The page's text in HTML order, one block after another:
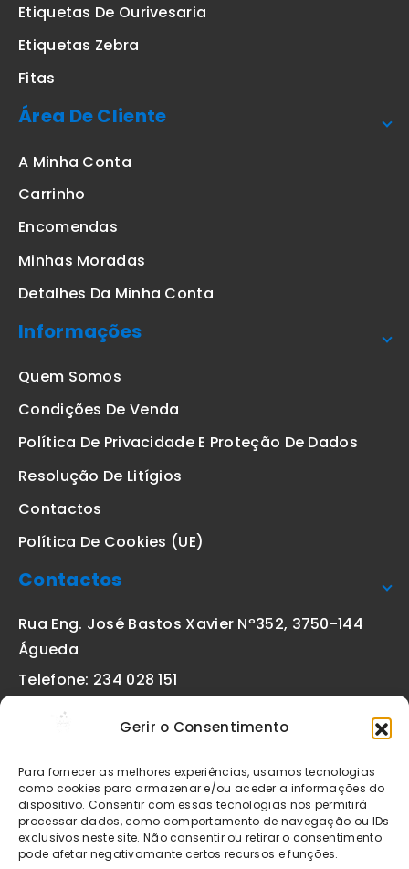
Gerir o Consentimento
Para fornecer as melhores experiências, usamos tecnologias
como cookies para armazenar e/ou aceder a informações do
dispositivo. Consentir com essas tecnologias nos permitirá
processar dados, como comportamento de navegação ou IDs
exclusivos neste site. Não consentir ou retirar o consentimento
pode afetar negativamante certos recursos e funções.
Etiquetas De Ourivesaria
Etiquetas Zebra
Fitas
Área De Cliente
A Minha Conta
Carrinho
Encomendas
Minhas Moradas
Detalhes Da Minha Conta
Informações
Quem Somos
Condições De Venda
Política De Privacidade E Proteção De Dados
Resolução De Litígios
Contactos
Política De Cookies (UE)
Contactos
Rua Eng. José Bastos Xavier Nº352, 3750-144
Águeda
Telefone: 234 028 151
geral@etiquetas-online.pt
Os preços indicados incluem IVA à taxa legal em vigor. Todos
os artigos apresentados no site encontram-se sujeitos à
disponibilidade de stock após confirmação da encomenda. As